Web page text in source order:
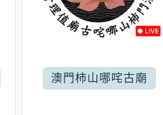
澳門柿山哪咤古廟